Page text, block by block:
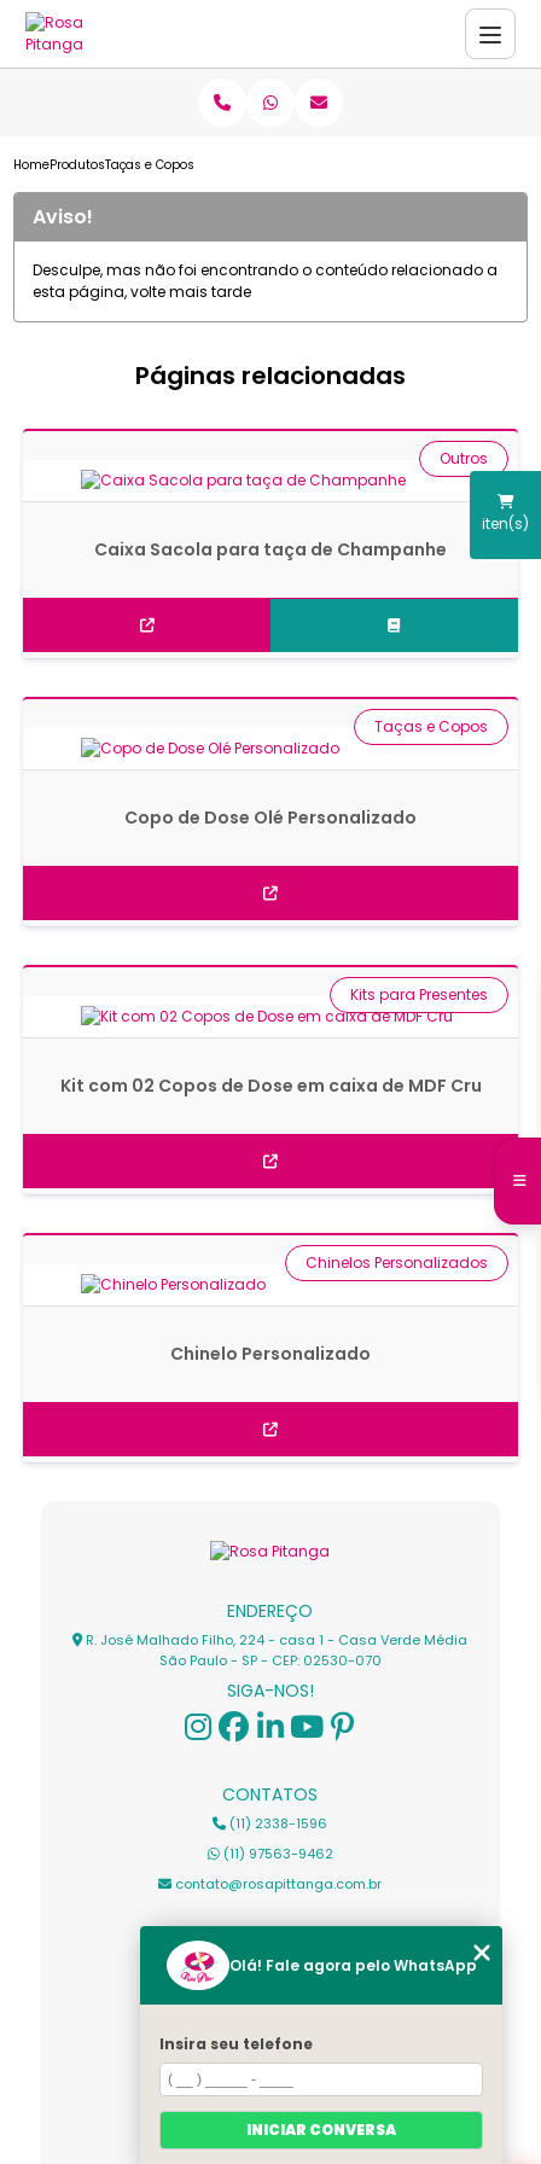
iten(s)
HomeProdutosTaças e Copos
Aviso!
Desculpe, mas não foi encontrando o conteúdo relacionado a
esta página, volte mais tarde
Páginas relacionadas
Caixa Sacola para taça de Champanhe
Outros
Copo de Dose Olé Personalizado
Taças e Copos
Kit com 02 Copos de Dose em caixa de MDF Cru
Kits para Presentes
Chinelo Personalizado
Chinelos Personalizados
ENDEREÇO
R. José Malhado Filho, 224 - casa 1 - Casa Verde Média
São Paulo - SP - CEP: 02530-070
SIGA-NOS!
CONTATOS
(11) 2338-1596
(11) 97563-9462
contato@rosapittanga.com.br
PRODUTOS
CONTATO
CATEGORIAS
MAPA DO SITE
Olá! Fale agora pelo WhatsApp
Insira seu telefone
INICIAR CONVERSA